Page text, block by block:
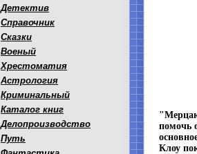
Детектив
Справочник
Сказки
Военый
Хрестоматия
Астрология
Криминальный
Каталог книг
Делопроизводство
Путь
помочь
Клоу